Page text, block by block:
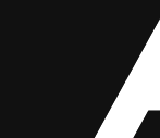
dans le potentiel
«
identité
production afro-